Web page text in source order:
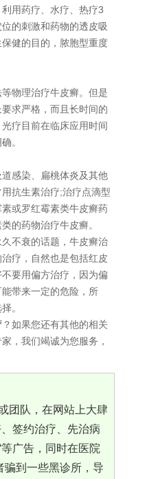
用药疗、水疗、热疗3
的刺激和药物的透皮吸
健的目的，脓胞型重度
物理治疗牛皮癣。但是
求严格，而且长时间的
疗目前在临床应用时间
。
感染、扁桃体炎及其他
抗生素治疗;治疗点滴型
或罗红霉素类牛皮癣药
的药物治疗牛皮癣。
不衰的话题，牛皮癣治
疗，自然也是包括红皮
要用偏方治疗，因为偏
带来一定的危险，所
。
？如果您还有其他的相关
，我们竭诚为您服务，
团队，在网站上大肆
签约治疗、先治病
广告，同时在医院
骗到一些黑诊所，导